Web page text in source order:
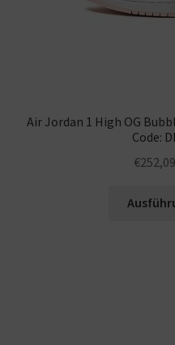
Air Jordan 1 High OG
Code:
€252,09